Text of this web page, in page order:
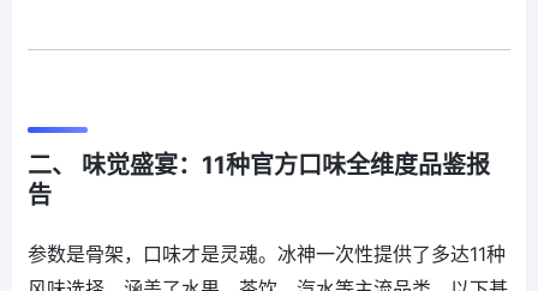
二、 味觉盛宴：11种官方口味全维度品鉴报
告
参数是骨架，口味才是灵魂。冰神一次性提供了多达11种